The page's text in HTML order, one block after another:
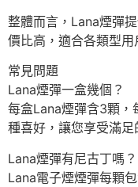
整體而言，Lana煙彈
價比高，適合各類型用
常見問題
Lana煙彈一盒幾個？
每盒Lana煙彈含3顆，
種喜好，讓您享受滿足
Lana煙彈有尼古丁嗎？
Lana電子煙煙彈每顆